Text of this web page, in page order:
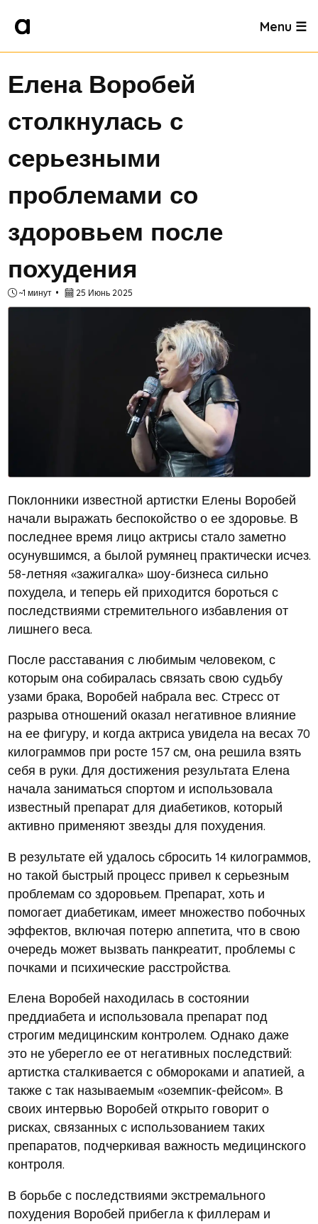
Menu ☰
Елена Воробей
столкнулась с
серьезными
проблемами со
здоровьем после
похудения
~1 минут 25 Июнь 2025
Поклонники известной артистки Елены Воробей
начали выражать беспокойство о ее здоровье. В
последнее время лицо актрисы стало заметно
осунувшимся, а былой румянец практически исчез.
58-летняя «зажигалка» шоу-бизнеса сильно
похудела, и теперь ей приходится бороться с
последствиями стремительного избавления от
лишнего веса.
После расставания с любимым человеком, с
которым она собиралась связать свою судьбу
узами брака, Воробей набрала вес. Стресс от
разрыва отношений оказал негативное влияние
на ее фигуру, и когда актриса увидела на весах 70
килограммов при росте 157 см, она решила взять
себя в руки. Для достижения результата Елена
начала заниматься спортом и использовала
известный препарат для диабетиков, который
активно применяют звезды для похудения.
В результате ей удалось сбросить 14 килограммов,
но такой быстрый процесс привел к серьезным
проблемам со здоровьем. Препарат, хоть и
помогает диабетикам, имеет множество побочных
эффектов, включая потерю аппетита, что в свою
очередь может вызвать панкреатит, проблемы с
почками и психические расстройства.
Елена Воробей находилась в состоянии
преддиабета и использовала препарат под
строгим медицинским контролем. Однако даже
это не уберегло ее от негативных последствий:
артистка сталкивается с обмороками и апатией, а
также с так называемым «оземпик-фейсом». В
своих интервью Воробей открыто говорит о
рисках, связанных с использованием таких
препаратов, подчеркивая важность медицинского
контроля.
В борьбе с последствиями экстремального
похудения Воробей прибегла к филлерам и